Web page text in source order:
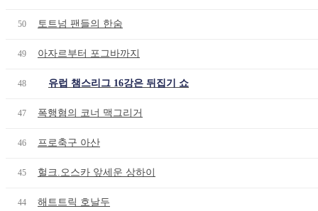
50 토트넘 팬들의 한숨
49 아자르부터 포그바까지
48 유럽 챔스리그 16강은 뒤집기 쇼
47 폭행혐의 코너 맥그리거
46 프로축구 아산
45 헐크.오스카 앞세운 상하이
44 해트트릭 호날두